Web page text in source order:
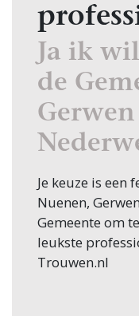
Ja ik
de
Je keuze is
Nuenen,
Gemeente om
leukste
Trouwen.nl